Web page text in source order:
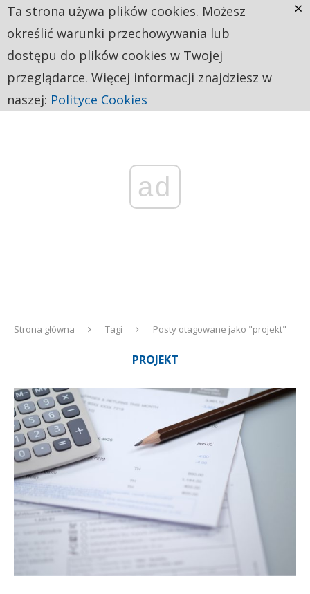
ad
Strona główna Tagi Posty otagowane jako "projekt"
PROJEKT
Ta strona używa plików cookies. Możesz
określić warunki przechowywania lub
dostępu do plików cookies w Twojej
przeglądarce. Więcej informacji znajdziesz w
naszej: Polityce Cookies
×